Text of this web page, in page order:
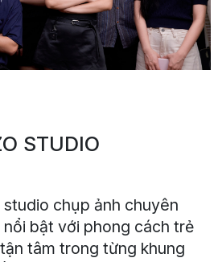
STUDIO
studio chụp ảnh chuyên
bật với phong cách trẻ
tâm trong từng khung